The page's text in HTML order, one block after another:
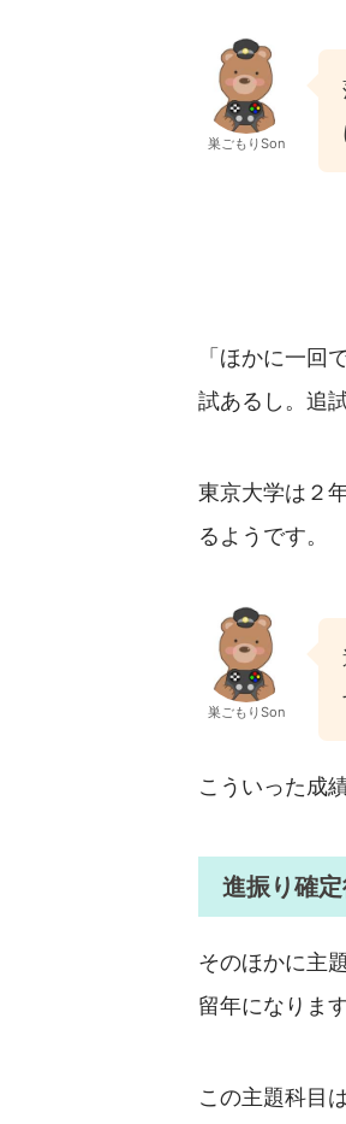
巣ごもりSon
「ほかに一回
試あるし。追
東京大学は２
るようです。
巣ごもりSon
こういった成
進振り確
そのほかに主
留年になります
この主題科目